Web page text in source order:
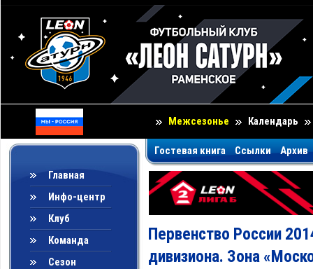
Межсезонье Календарь
Главная
Инфо-центр
Клуб
Команда
Сезон
Гостевая книга Ссылки Архив
Первенство России
дивизиона. Зона